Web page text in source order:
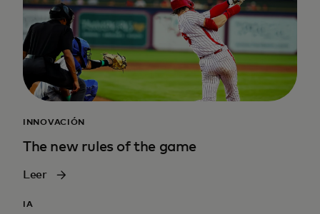
INNOVACIÓN
The new rules of the game
Leer
IA